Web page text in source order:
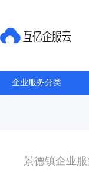
企业服务分类
景德镇企业